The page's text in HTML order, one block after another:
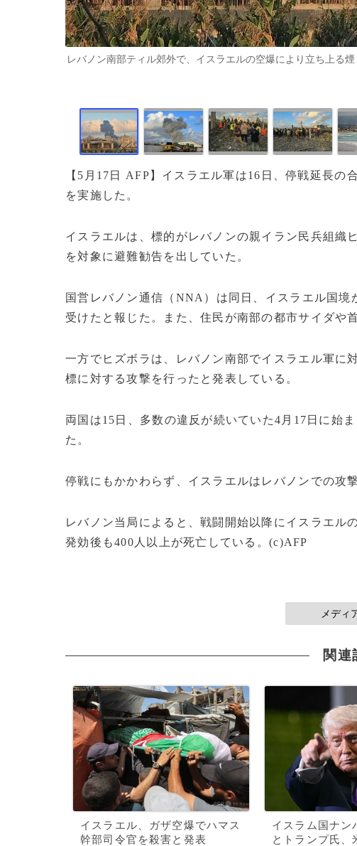
レバノン南部ティル郊外で、イスラエルの空爆により立ち上る
【5月17日 AFP】イスラエル軍は16日、停戦延長
を実施した。
イスラエルは、標的がレバノンの親イラン民兵組織
を対象に避難勧告を出していた。
国営レバノン通信（NNA）は同日、イスラエル国
受けたと報じた。また、住民が南部の都市サイダや
一方でヒズボラは、レバノン南部でイスラエル軍に
標に対する攻撃を行ったと発表している。
両国は15日、多数の違反が続いていた4月17日に始
た。
停戦にもかかわらず、イスラエルはレバノンでの攻
レバノン当局によると、戦闘開始以降にイスラエル
発効後も400人以上が死亡している。(c)AFP
メディ
関連
イスラエル、ガザ空爆でハマス
幹部司令官を殺害と発表
イスラム国ナン
とトランプ氏、